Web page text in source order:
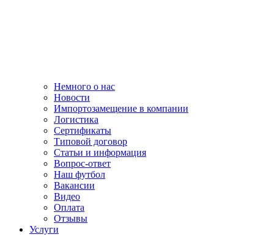
Немного о нас
Новости
Импортозамещение в компании
Логистика
Сертификаты
Типовой договор
Статьи и информация
Вопрос-ответ
Наш футбол
Вакансии
Видео
Оплата
Отзывы
Услуги